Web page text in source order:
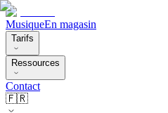
MusiqueEn magasin
Tarifs
Ressources
Contact
🇫🇷